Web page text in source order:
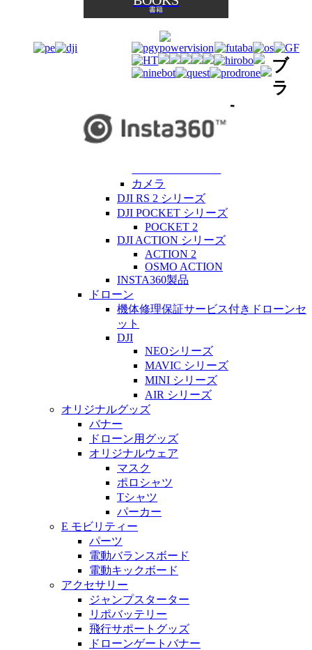
書籍
ブ
ラ
ンドから探す
Polaris Export
カメラ
DJI RS 2 シリーズ
DJI POCKET シリーズ
POCKET 2
DJI ACTION シリーズ
ACTION 2
OSMO ACTION
INSTA360製品
ドローン
機体修理保証サービス付きドローンセ
ット
DJI
NEOシリーズ
MAVIC シリーズ
MINI シリーズ
AIR シリーズ
オリジナルグッズ
バナー
ドローン用グッズ
オリジナルウェア
マスク
ポロシャツ
Tシャツ
パーカー
E モビリティー
パーツ
電動バランスボード
電動キックボード
アクセサリー
ジャンプスターター
リポバッテリー
飛行サポートグッズ
ドローンゲートバナー